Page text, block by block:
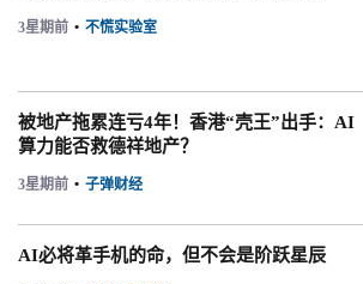
3星期前 • 不慌实验室
被地产拖累连亏4年！香港“壳王”出手：AI
算力能否救德祥地产？
3星期前 • 子弹财经
AI必将革手机的命，但不会是阶跃星辰